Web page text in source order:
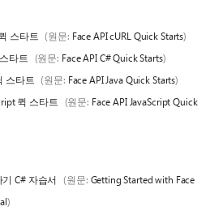
스타트 (원문: Face API cURL Quick Starts)
타트
(원문: Face API C# Quick Starts)
스타트
(원문: Face API Java Quick Starts)
퀵 스타트
(원문: Face API JavaScript Quick
기 C# 자습서 (원문: Getting Started with Face
)